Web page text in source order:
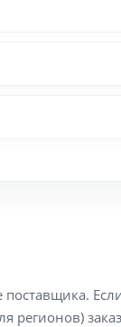
поставщика.